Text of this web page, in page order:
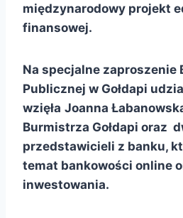
międzynarodowy projekt
finansowej.
Na specjalne zaproszenie
Publicznej w Gołdapi
wzięła Joanna
Burmistrza Gołdapi oraz
przedstawicieli z banku,
temat bankowości online
inwestowania.